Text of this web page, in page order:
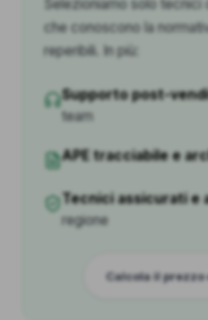
Selezioniamo solo
che conoscono la
reperibili. In più:
Supporto post-
team
APE tracciabile e
Tecnici assicurati e
regione
Calcola il prezzo